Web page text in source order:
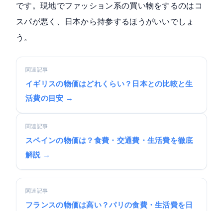
です。現地でファッション系の買い物をするのはコ
スパが悪く、日本から持参するほうがいいでしょ
う。
関連記事
イギリスの物価はどれくらい？日本との比較と生
活費の目安 →
関連記事
スペインの物価は？食費・交通費・生活費を徹底
解説 →
関連記事
フランスの物価は高い？パリの食費・生活費を日